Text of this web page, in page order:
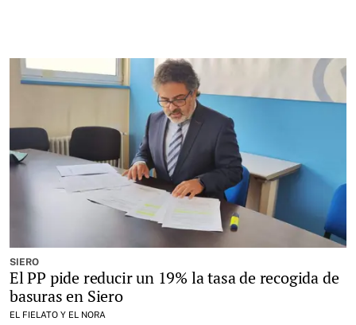
SIERO
El PP pide reducir un 19% la tasa de recogida de
basuras en Siero
EL FIELATO Y EL NORA